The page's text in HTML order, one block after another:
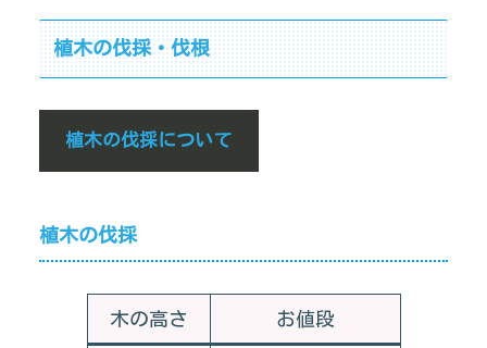
植木の伐採・伐根
植木の伐採について
植木の伐採
木の高さ お値段